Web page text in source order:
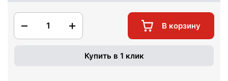
1 В корзину
Купить в 1 клик